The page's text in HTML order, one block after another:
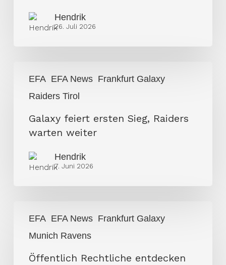
Zach
Hendrik
26. Juli 2026
EFA EFA News Frankfurt Galaxy
Raiders Tirol
feiert
ersten
weiter
Galaxy feiert ersten Sieg, Raiders
warten weiter
Hendrik
7. Juni 2026
EFA EFA News Frankfurt Galaxy
Munich Ravens
Rechtliche
entdecken
Football
Öffentlich Rechtliche entdecken